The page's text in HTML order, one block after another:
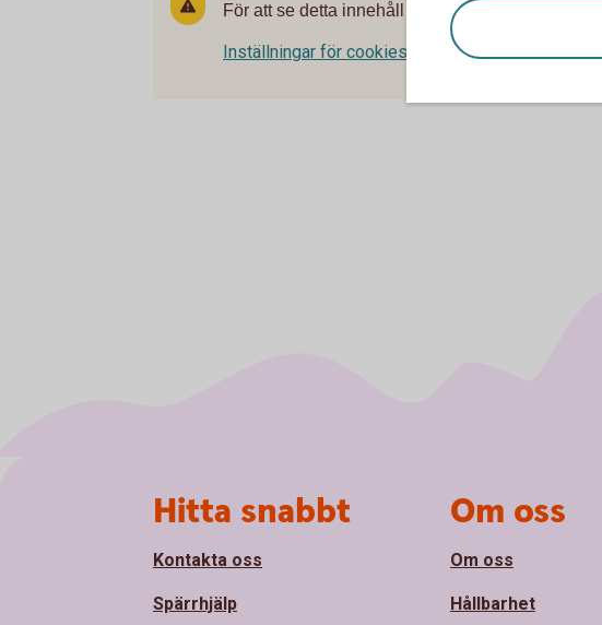
För att se detta innehåll behöver du först
Inställningar för cookies
Hitta snabbt
Kontakta oss
Spärrhjälp
Om oss
Om oss
Hållbarhet